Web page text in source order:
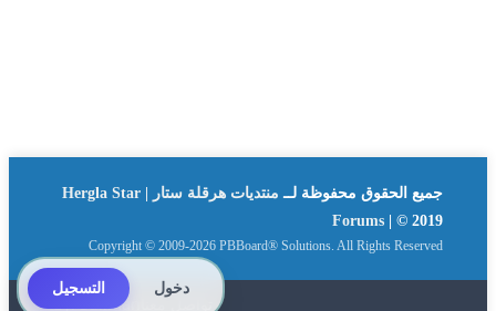
جميع الحقوق محفوظة لــ
منتديات هرقلة ستار | Hergla Star
Forums | © 2019
Copyright © 2009-2026 PBBoard® Solutions. All Rights Reserved
تواصل معنا By: Suliman
دخول التسجيل